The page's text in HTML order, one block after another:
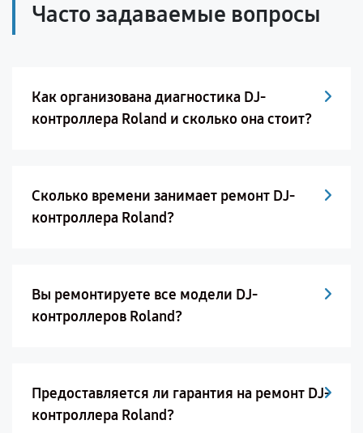
Часто задаваемые вопросы
Как организована диагностика DJ-
контроллера Roland и сколько она стоит?
Сколько времени занимает ремонт DJ-
контроллера Roland?
Вы ремонтируете все модели DJ-
контроллеров Roland?
Предоставляется ли гарантия на ремонт DJ-
контроллера Roland?